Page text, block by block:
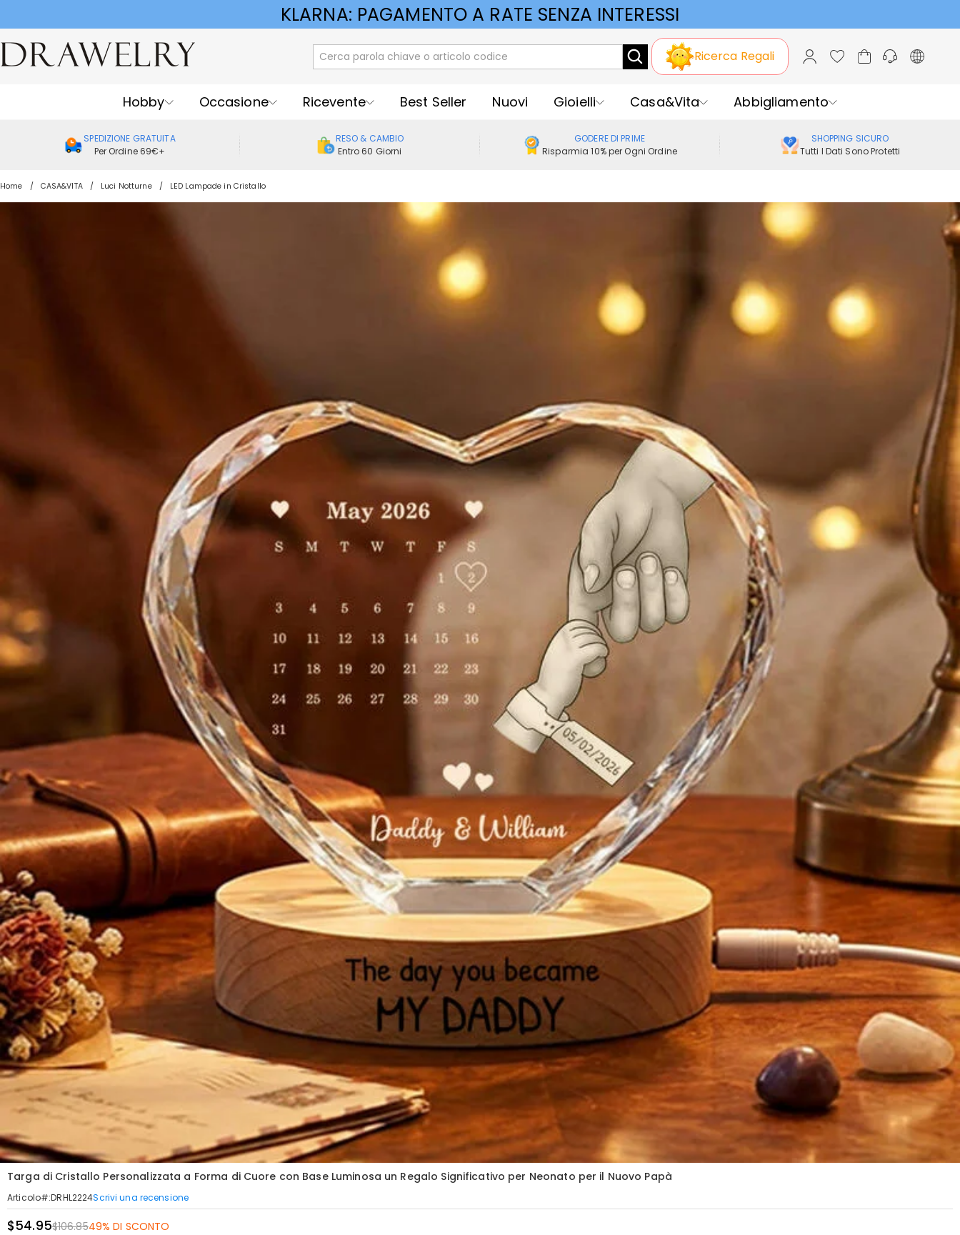
KLARNA: PAGAMENTO A RATE SENZA INTERESSI
Ricerca Regali
Hobby Occasione Ricevente Best Seller Nuovi Gioielli Casa&Vita Abbigliamento
SPEDIZIONE GRATUITA
Per Ordine 69€+
RESO & CAMBIO
Entro 60 Giorni
GODERE DI PRIME
Risparmia 10% per Ogni Ordine
SHOPPING SICURO
Tutti I Dati Sono Protetti
Home CASA&VITA Luci Notturne LED Lampade in Cristallo
Targa di Cristallo Personalizzata a Forma di Cuore con Base Luminosa un Regalo Significativo per Neonato per il Nuovo Papà
Articolo#:DRHL2224Scrivi una recensione
$54.95$106.8549% DI SCONTO